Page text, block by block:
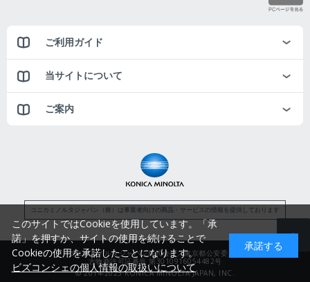
ご利用ガイド
当サイトについて
ご案内
コニカミノルタジャパン（株）は事業者向けの商品・サービスの情報を提供しております
コニカミノルタジャパン株式会社／東京都公安委員会
古物商許可証番号 第3010916054482号
© 2014-2025 KONICA MINOLTA JAPAN, INC.
このサイトではCookieを使用しています。「承
諾」を押すか、サイトの使用を続けることで
Cookieの使用を承諾したことになります。
ビズコンシェの個人情報の取扱いについて
承諾する